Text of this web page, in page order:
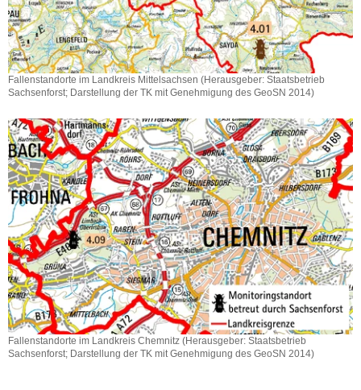
Fallenstandorte im Landkreis Mittelsachsen (Herausgeber: Staatsbetrieb
Sachsenforst; Darstellung der TK mit Genehmigung des GeoSN 2014)
im
Landkreis
Mittelsachsen
(Herausgeber:
Staatsbetrieb
Sachsenforst;
Darstellung
der
TK
mit
Genehmigung
des
GeoSN
2014)
Fallenstandorte im Landkreis Chemnitz (Herausgeber: Staatsbetrieb
Sachsenforst; Darstellung der TK mit Genehmigung des GeoSN 2014)